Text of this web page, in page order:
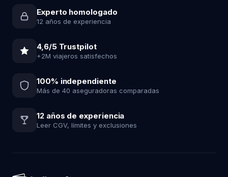
Experto homologado
12 años de experiencia
4,6/5 Trustpilot
+2M viajeros satisfechos
100% independiente
Más de 40 aseguradoras comparadas
12 años de experiencia
Leer CGV, límites y exclusiones